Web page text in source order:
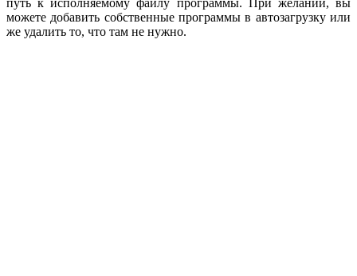
можете добавить собственные программы в автозагрузку или
же удалить то, что там не нужно.